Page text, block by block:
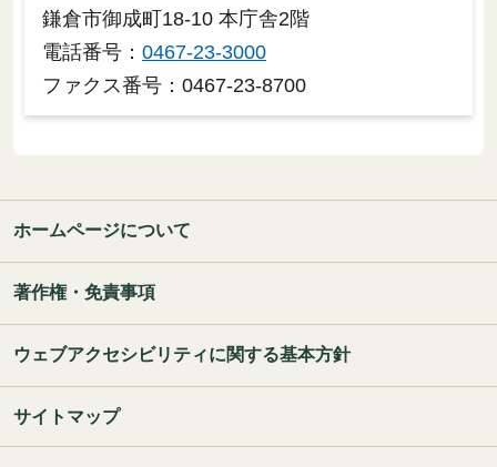
鎌倉市御成町18-10 本庁舎2階
電話番号： 0467-23-3000
ファクス番号：0467-23-8700
ホームページについて
著作権・免責事項
ウェブアクセシビリティに関する基本方針
サイトマップ